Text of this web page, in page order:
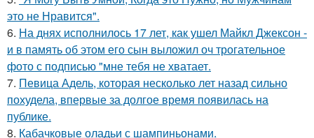
это не Нравится".
6. На днях исполнилось 17 лет, как ушел Майкл Джексон -
и в память об этом его сын выложил оч трогательное
фото с подписью "мне тебя не хватает.
7. Певица Адель, которая несколько лет назад сильно
похудела, впервые за долгое время появилась на
публике.
8. Кабачковые оладьи с шампиньонами.